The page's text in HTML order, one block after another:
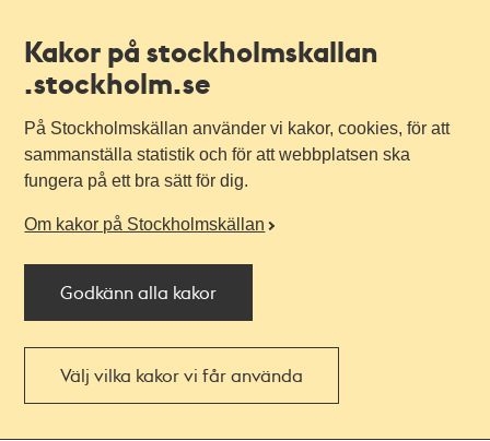
Kakor på stockholmskallan
.stockholm.se
På Stockholmskällan använder vi kakor, cookies, för att
sammanställa statistik och för att webbplatsen ska
fungera på ett bra sätt för dig.
Om kakor på Stockholmskällan
Godkänn alla kakor
Välj vilka kakor vi får använda